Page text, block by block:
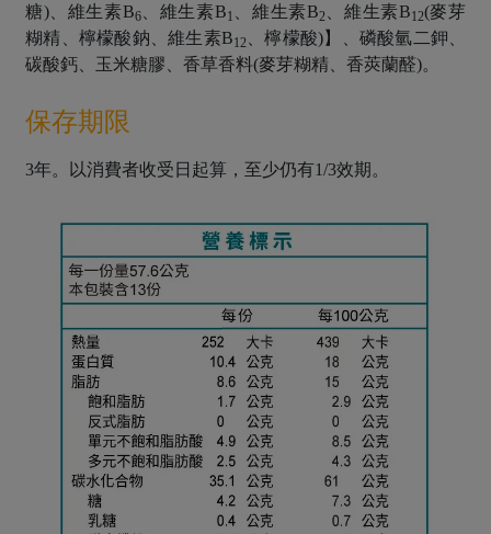
糖)、維生素B6、維生素B1 、維生素B2 、維生素B12(麥芽
糊精、檸檬酸鈉、維生素B12
、檸檬酸)】、磷酸氫二鉀、
碳酸鈣、玉米糖膠、香草香料(麥芽糊精、香莢蘭醛)。
保存期限
3年。以消費者收受日起算，至少仍有1/3效期。